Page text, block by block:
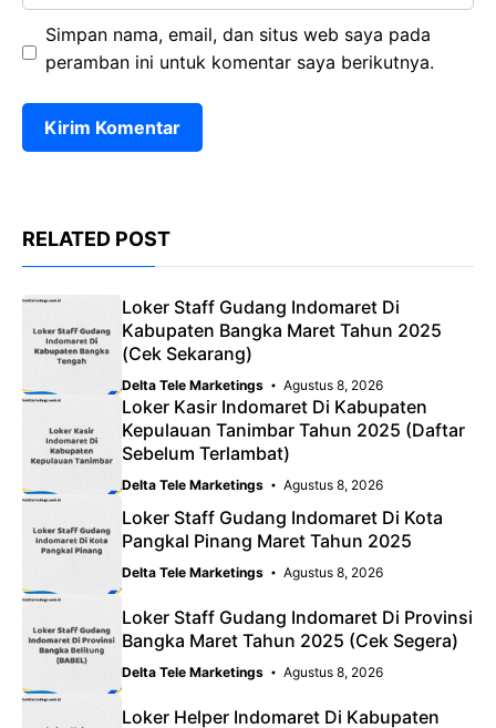
Simpan nama, email, dan situs web saya pada
peramban ini untuk komentar saya berikutnya.
RELATED POST
Loker Staff Gudang Indomaret Di
Kabupaten Bangka Maret Tahun 2025
(Cek Sekarang)
Delta Tele Marketings Agustus 8, 2026
Loker Kasir Indomaret Di Kabupaten
Kepulauan Tanimbar Tahun 2025 (Daftar
Sebelum Terlambat)
Delta Tele Marketings Agustus 8, 2026
Loker Staff Gudang Indomaret Di Kota
Pangkal Pinang Maret Tahun 2025
Delta Tele Marketings Agustus 8, 2026
Loker Staff Gudang Indomaret Di Provinsi
Bangka Maret Tahun 2025 (Cek Segera)
Delta Tele Marketings Agustus 8, 2026
Loker Helper Indomaret Di Kabupaten